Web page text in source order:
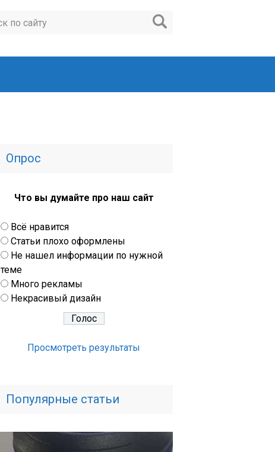
Опрос
Что вы думайте про наш сайт
Всё нравится
Статьи плохо оформлены
Не нашел информации по нужной
теме
Много рекламы
Некрасивый дизайн
Просмотреть результаты
Популярные статьи